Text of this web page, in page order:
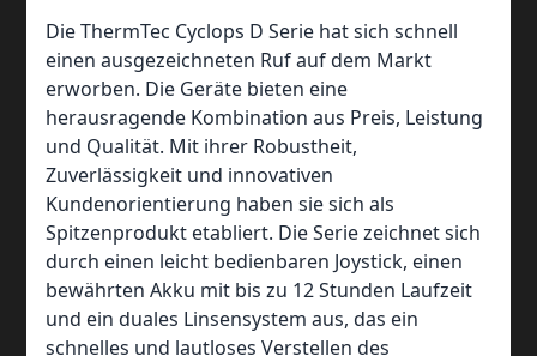
Die ThermTec Cyclops D Serie hat sich schnell
einen ausgezeichneten Ruf auf dem Markt
erworben. Die Geräte bieten eine
herausragende Kombination aus Preis, Leistung
und Qualität. Mit ihrer Robustheit,
Zuverlässigkeit und innovativen
Kundenorientierung haben sie sich als
Spitzenprodukt etabliert. Die Serie zeichnet sich
durch einen leicht bedienbaren Joystick, einen
bewährten Akku mit bis zu 12 Stunden Laufzeit
und ein duales Linsensystem aus, das ein
schnelles und lautloses Verstellen des